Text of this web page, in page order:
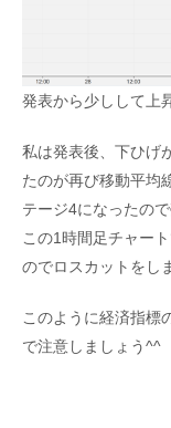
発表から少しして上
私は発表後、下ひげ
たのが再び移動平均
テージ4になったの
この1時間足チャー
のでロスカットをし
このように経済指標
で注意しましょう^^